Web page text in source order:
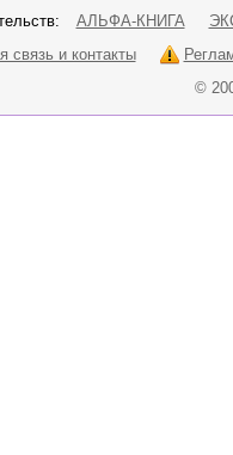
АЛЬФА-КНИГА
связь и контакты
©